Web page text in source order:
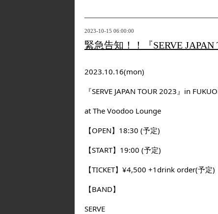
2023-10-15 06:00:00
緊急告知！！『SERVE
2023.10.16(mon)
『SERVE JAPAN TOUR 2023』in
at The Voodoo Lounge
【OPEN】18:30 (予定)
【START】19:00 (予定)
【TICKET】¥4,500 +1drink order(予定)
【BAND】
SERVE